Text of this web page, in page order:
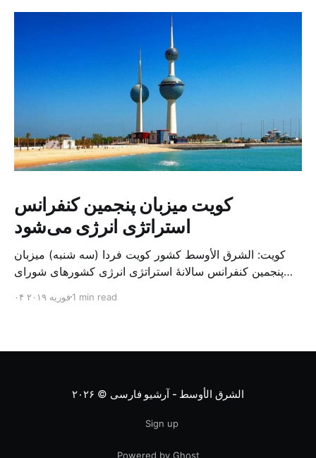
کویت میزبان پنجمین کنفرانس
استراتژی انرژی می‌شود
کویت: الشرق الأوسط کشور کویت فردا (سه شنبه) میزبان
پنجمین کنفرانس سالانهٔ استراتژی انرژی کشورهای شورای
متخصص از شرکت‌های جهانی نفت و گاز در این کنفرانس
۰۴ فوریه ۲۰۱۹1 min read
الشرق الأوسط - آرشیو فارسی © ۲۰۲۶
Sign up
Powered by Ghost